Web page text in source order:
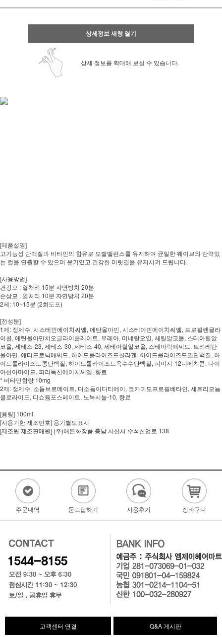
상세정보 새창 열기
상세 정보를 확대해 보실 수 있습니다.
[제품설명]
고기능성 단백질과 비타민의 함유로 모발밸런스를 유지하여 균일한 웨이브와 탄력있
는 컬을 연출할 수 있으며 윤기있고 건강한 머릿결을 유지시켜 드립니다.
[사용방법]
건강모 : 열처리 15분 자연방치 20분
손상모 : 열처리 10분 자연방치 20분
2제: 10~15분 (2회도포)
[전성분]
1제: 정제수, 시스테인에이치씨엘, 에탄올아민, 시스테아민에이치씨엘, 프로필렌글라
이콜, 에탄올아민치오글라이콜레이트, 우레아, 미네랄오일, 세틸알코올, 스테아릴알
코올, 세테스-23, 세테스-30, 세테스-40, 세테아릴알코올, 스테아릭애씨드, 트리레탄
올아민, 애티드로닉애씨드, 하이드롤라이즈드콜라겐, 하이드롤라이즈드밀단백질, 하
이드롤라이즈드콩단백질, 하이드롤라이즈드옥수수단백질, 피이지-12디메치콘, 나이
아신아마이드, 피리독신에이치씨엘, 향료
* 비타민함량 10mg
2제: 정제수, 소듐브로메이트, 디소듐이디티에이, 코카미도프로필베타인, 세트리모늄
클로라이드, 디쇼듐포스페이트, 노녹시놀-10, 향료
[용량] 100ml
[사용기한·제조번호] 용기별도표시
[제조원·제조판매원] (주)해든화장품 충남 서산시 수석산업로 138
주문내역 묻고답하기 사용후기 장바구니
고객센터 연결 Q&A 게시판